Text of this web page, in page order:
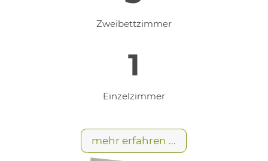
Zweibettzimmer
1
Einzelzimmer
mehr erfahren ...